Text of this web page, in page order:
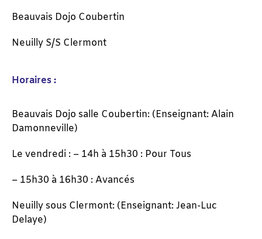
Beauvais Dojo Coubertin
Neuilly S/S Clermont
Horaires :
Beauvais Dojo salle Coubertin: (Enseignant: Alain
Damonneville)
Le vendredi : – 14h à 15h30 : Pour Tous
– 15h30 à 16h30 : Avancés
Neuilly sous Clermont: (Enseignant: Jean-Luc
Delaye)